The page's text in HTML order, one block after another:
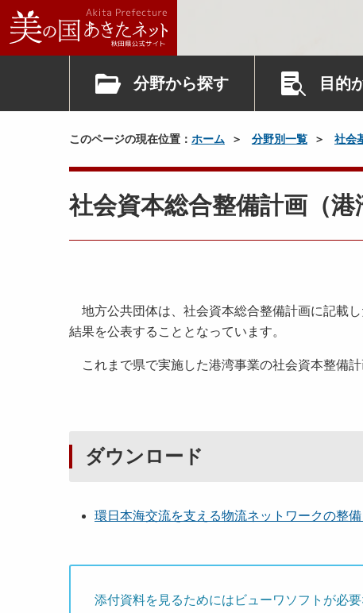
分野から探す 目的
このページの現在位置： ホーム 分野別一覧 社会
社会資本総合整備計画（
地方公共団体は、社会資本総合整備計画に記載
結果を公表することとなっています。
これまで県で実施した港湾事業の社会資本整備
ダウンロード
環日本海交流を支える物流ネットワークの整
添付資料を見るためにはビューワソフトが必要